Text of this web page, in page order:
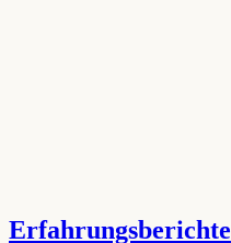
Erfahrungsberichte